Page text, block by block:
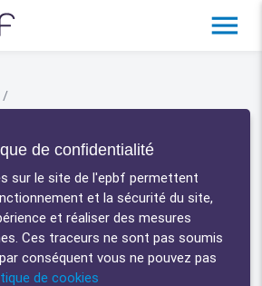
menu
/
des R
de confidentialité
sur le site de l'epbf permettent
et la sécurité du site,
et réaliser des mesures
Ces traceurs ne sont pas soumis
conséquent vous ne pouvez pas
de cookies